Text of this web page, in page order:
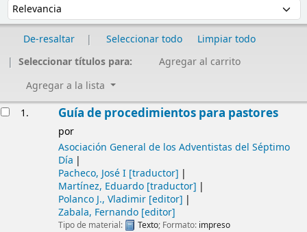
De-resaltar Seleccionar todo
Limpiar todo
Seleccionar títulos para:
Agregar al carrito
Agregar a la lista
1. Guía de procedimientos para pastores
por
Asociación General de los Adventistas del Séptimo
Día
Pacheco, José I[traductor]
Martínez, Eduardo[traductor]
Polanco J., Vladimir[editor]
Zabala, Fernando[editor]
Tipo de material: Texto; Formato: impreso